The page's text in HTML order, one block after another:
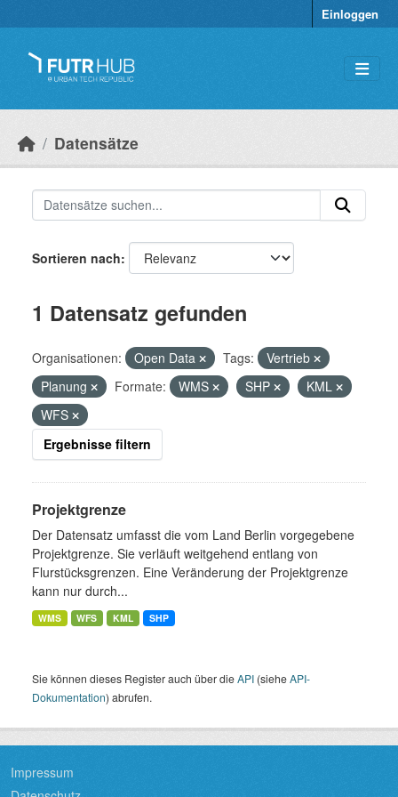
Einloggen
Datensätze
Sortieren nach
1 Datensatz gefunden
Organisationen: Open Data Tags:
Vertrieb
Planung
Formate: WMS SHP
KML
WFS
Ergebnisse filtern
Projektgrenze
Der Datensatz umfasst die vom Land Berlin vorgegebene
Projektgrenze. Sie verläuft weitgehend entlang von
Flurstücksgrenzen. Eine Veränderung der Projektgrenze
kann nur durch...
WMS WFS KML SHP
Sie können dieses Register auch über dieAPI (sieheAPI-
Dokumentation) abrufen.
Impressum